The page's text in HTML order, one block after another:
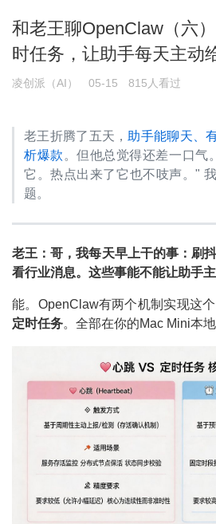
和老王聊OpenClaw（六
时任务，让助手每天主动
凌创派（AI） 05-15 815人看过
老王折腾了五天， 助手能聊天、
析爆款 。但他总觉得还差一口气
它。热点出来了它也不吱声。"
题。
老王：哥，我每天早上干的事：刷
看行业消息。这些事能不能让助手
能。OpenClaw有两个机制实现这
定时任务。全部在你的Mac Mini本地